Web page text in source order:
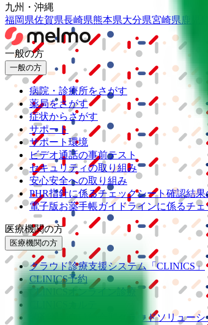
九州・沖縄
福岡県佐賀県長崎県熊本県大分県宮崎県鹿児
一般の方
一般の方
病院・診療所をさがす
薬局をさがす
症状からさがす
サポート
サポート環境
ビデオ通話の事前テスト
セキュリティの取り組み
安心安全への取り組み
PHR指針に係るチェックシート確認結果
電子版お薬手帳ガイドラインに係るチ
医療機関の方
医療機関の方
クラウド診療支援システム 「CLINICS」
CLINICS予約
CLINICSオンライン診療
調剤薬局向け統合型クラウドソリュー